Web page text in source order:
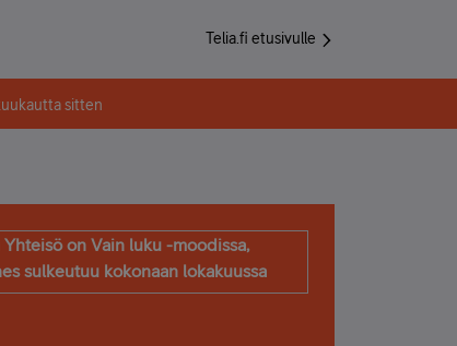
Telia.fi etusivulle
sitten
Yhteisö on Vain luku -moodissa,
sulkeutuu kokonaan lokakuussa